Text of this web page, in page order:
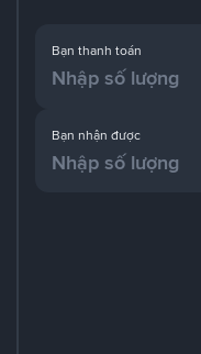
Bạn thanh toán
Bạn nhận được